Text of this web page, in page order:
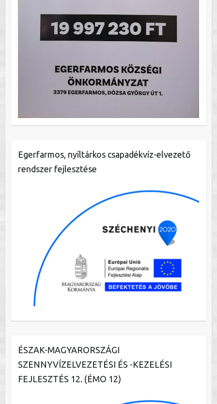
Egerfarmos, nyíltárkos csapadékvíz-elvezető
rendszer fejlesztése
ÉSZAK-MAGYARORSZÁGI
SZENNYVÍZELVEZETÉSI ÉS -KEZELÉSI
FEJLESZTÉS 12. (ÉMO 12)